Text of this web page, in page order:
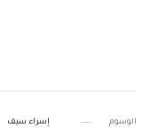
الوسوم إسراء سيف